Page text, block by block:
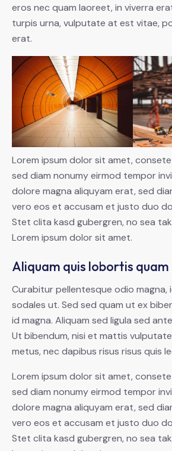
eros nec quam laoreet, in viverra
turpis urna, vulputate at est vitae,
erat.
Lorem ipsum dolor sit amet,
sed diam nonumy eirmod tempor
dolore magna aliquyam erat, sed
vero eos et accusam et justo duo
Stet clita kasd gubergren, no sea
Lorem ipsum dolor sit amet.
Aliquam quis lobortis quam
Curabitur pellentesque odio magna,
sodales ut. Sed sed quam ut ex
id magna. Aliquam sed ligula sed
Ut bibendum, nisi et mattis
metus, nec dapibus risus risus quis
Lorem ipsum dolor sit amet,
sed diam nonumy eirmod tempor
dolore magna aliquyam erat, sed
vero eos et accusam et justo duo
Stet clita kasd gubergren, no sea